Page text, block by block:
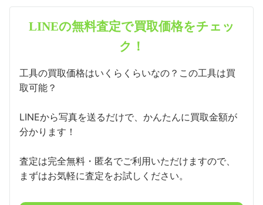
LINEの無料査定で買取価格をチェッ
ク！
工具の買取価格はいくらくらいなの？この工具は買
取可能？
LINEから写真を送るだけで、かんたんに買取金額が
分かります！
査定は完全無料・匿名でご利用いただけますので、
まずはお気軽に査定をお試しください。